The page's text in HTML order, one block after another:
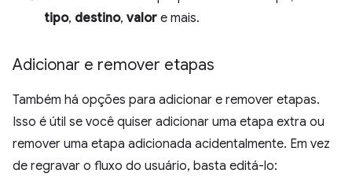
tipo, destino, valor e mais.
Adicionar e remover etapas
Também há opções para adicionar e remover etapas.
Isso é útil se você quiser adicionar uma etapa extra ou
remover uma etapa adicionada acidentalmente. Em vez
de regravar o fluxo do usuário, basta editá-lo: